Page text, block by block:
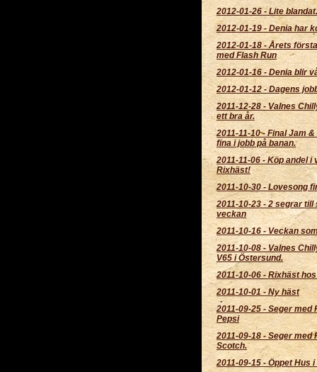
2012-01-26- Lite
2012-01-19- Denia har
2012-01-18 -Årets
med Flash Run
2012-01-16 - Denia blir
2012-01-12 -Dagens
2011-12-28 -Valnes
ett bra år.
2011-11-10-Final Jam
fina i jobb på banan.
2011-11-06 - Köp andel i
Rixhäst!
2011-10-30- Lovesong
2011-10-23 -2 segrar till
veckan
2011-10-16 - Veckan
2011-10-08- Valnes
V65 i Östersund.
2011-10-06 - Rixhäst
2011-10-01 -Ny häst
2011-09-25 - Seger med
Pepsi
2011-09-18 - Seger med
Scotch.
2011-09-15 -Öppet Hus